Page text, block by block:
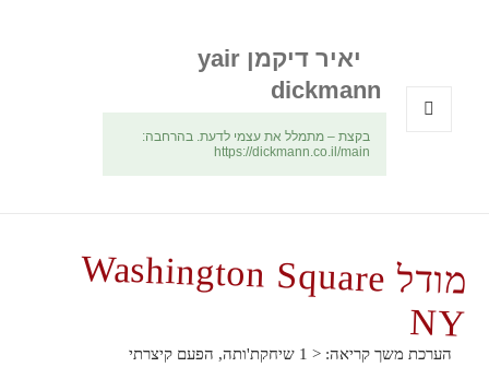
יאיר דיקמן yair
dickmann
בקצת – מתמלל את עצמי לדעת. בהרחבה:
https://dickmann.co.il/main
מודל
Washington Square
NY
הערכת משך קריאה: < 1 שיחקת'ותה, הפעם קיצרתי